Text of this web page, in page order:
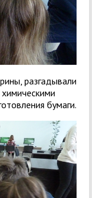
разгадывали
бумаги.